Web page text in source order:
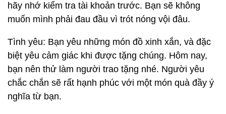
hãy nhớ kiểm tra tài khoản trước. Bạn sẽ không
muốn mình phải đau đầu vì trót nóng vội đâu.
Tình yêu: Bạn yêu những món đồ xinh xắn, và đặc
biệt yêu cảm giác khi được tặng chúng. Hôm nay,
bạn nên thử làm người trao tặng nhé. Người yêu
chắc chắn sẽ rất hạnh phúc với một món quà đầy ý
nghĩa từ bạn.